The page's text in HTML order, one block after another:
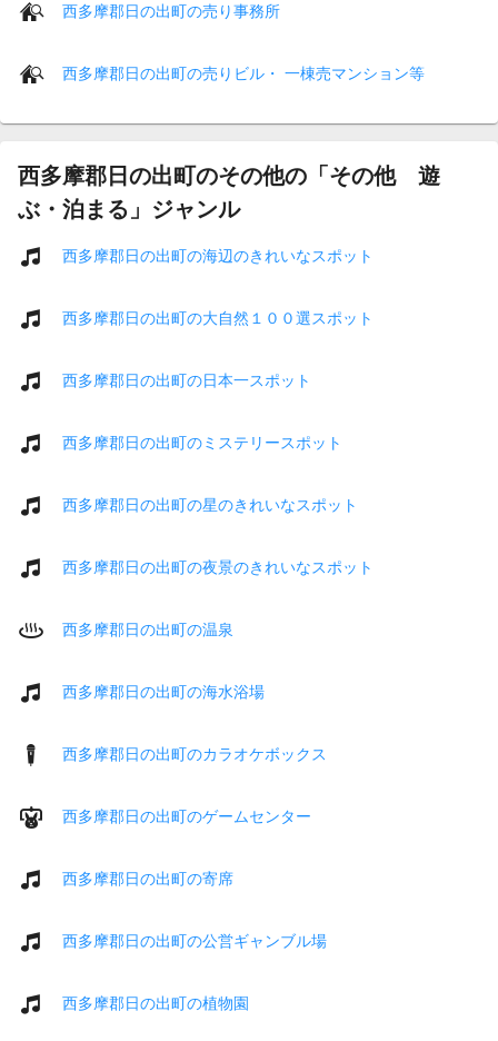
西多摩郡日の出町の売り事務所
西多摩郡日の出町の売りビル・ 一棟売マンション等
西多摩郡日の出町のその他の「その他 遊
ぶ・泊まる」ジャンル
西多摩郡日の出町の海辺のきれいなスポット
西多摩郡日の出町の大自然１００選スポット
西多摩郡日の出町の日本一スポット
西多摩郡日の出町のミステリースポット
西多摩郡日の出町の星のきれいなスポット
西多摩郡日の出町の夜景のきれいなスポット
西多摩郡日の出町の温泉
西多摩郡日の出町の海水浴場
西多摩郡日の出町のカラオケボックス
西多摩郡日の出町のゲームセンター
西多摩郡日の出町の寄席
西多摩郡日の出町の公営ギャンブル場
西多摩郡日の出町の植物園